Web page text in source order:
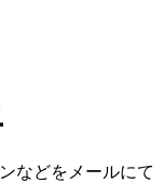
などをメールにて